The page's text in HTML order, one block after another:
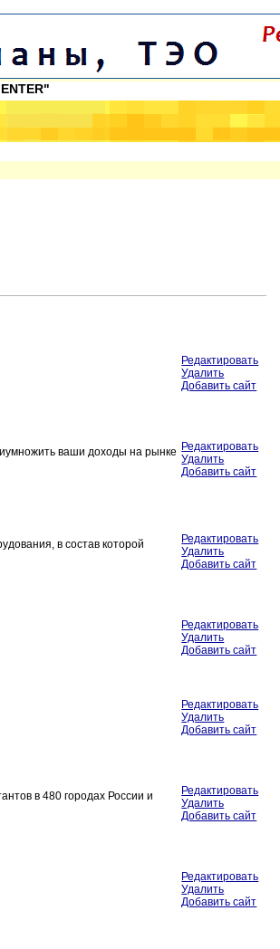
Редактировать
Удалить
Добавить сайт
ваши доходы на рынке Редактировать
Удалить
Добавить сайт
в состав которой
Редактировать
Удалить
Добавить сайт
Редактировать
Удалить
Добавить сайт
Редактировать
Удалить
Добавить сайт
в 480 городах России и
Редактировать
Удалить
Добавить сайт
Редактировать
Удалить
Добавить сайт